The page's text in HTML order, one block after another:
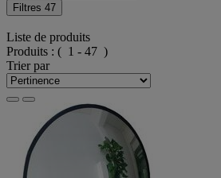
Filtres 47
Liste de produits
Produits : ( 1 - 47 )
Trier par